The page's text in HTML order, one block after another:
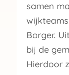
samen
Borger.
bij de
Hierdoor